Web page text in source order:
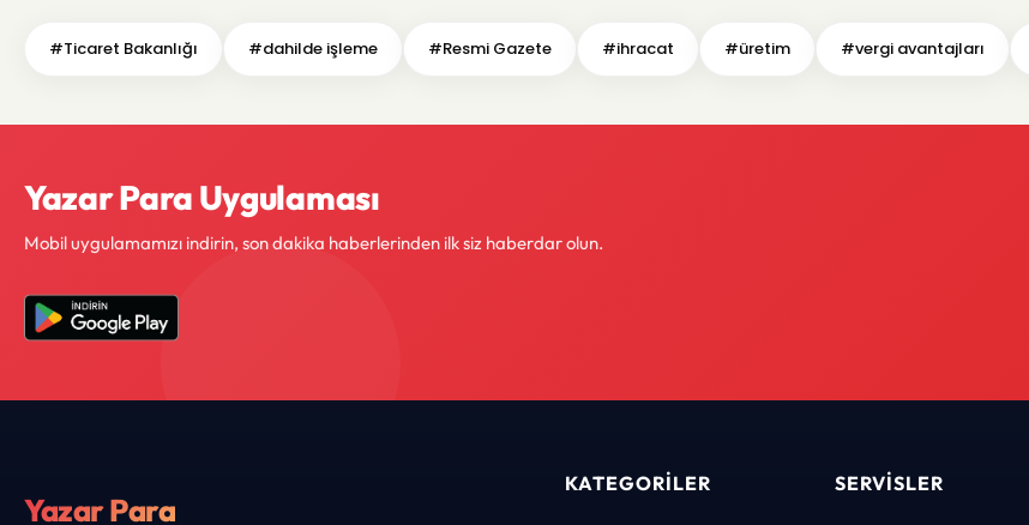
#Ticaret Bakanlığı #dahilde işleme #Resmi Gazete #ihracat #üretim #vergi avantajları
Yazar Para Uygulaması
Mobil uygulamamızı indirin, son dakika haberlerinden ilk siz haberdar olun.
Yazar Para
KATEGORILER SERVISLER